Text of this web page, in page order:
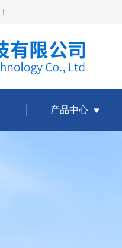
！
产品中心